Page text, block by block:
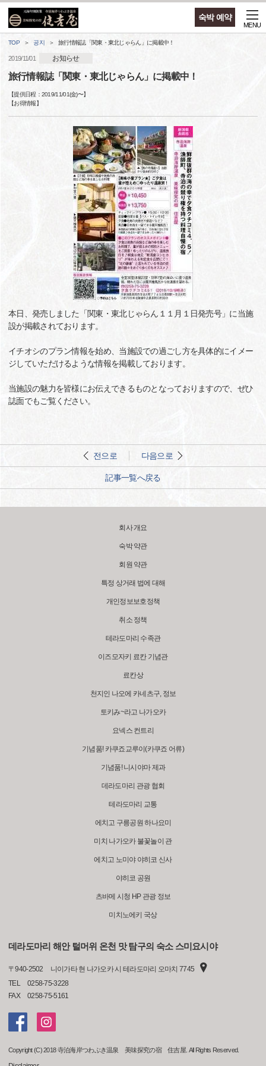
숙박 예약
MENU
TOP 공지 旅行情報誌「関東・東北じゃらん」に掲載中！
2019/11/01 お知らせ
旅行情報誌「関東・東北じゃらん」に掲載中！
【提供日程： 2019/11/01(金)〜】
【お得情報】
本日、発売しました「関東・東北じゃらん１１月１日発売号」に当施
設が掲載されております。
イチオシのプラン情報を始め、当施設での過ごし方を具体的にイメー
ジしていただけるような情報を掲載しております。
当施設の魅力を皆様にお伝えできるものとなっておりますので、ぜひ
誌面でもご覧ください。
전으로 다음으로
記事一覧へ戻る
회사 개요
숙박 약관
회원 약관
특정 상거래 법에 대해
개인정보보호정책
취소 정책
테라도마리 수족관
이즈모자키 료칸 기념관
료칸상
천지인 나오에 카네츠구, 정보
토키み~라고 나가오카
요넥스 컨트리
기념품! 카쿠죠교루이(카쿠죠 어류)
기념품! 니시야마 제과
데라도마리 관광 협회
테라도마리 교통
에치고 구릉공원 하나요미
미치 나가오카 불꽃놀이 관
에치고 노미야 야히코 신사
야히코 공원
츠바메 시청 HP 관광 정보
미치노에키 국상
데라도마리 해안 털머위 온천 맛 탐구의 숙소 스미요시야
〒940-2502
니이가타 현 나가오카 시 테라도마리 오마치 7745
TEL
0258-75-3228
FAX
0258-75-5161
Copyright (C) 2018 寺泊海岸つわぶき温泉 美味探究の宿 住吉屋. All Rights Reserved.